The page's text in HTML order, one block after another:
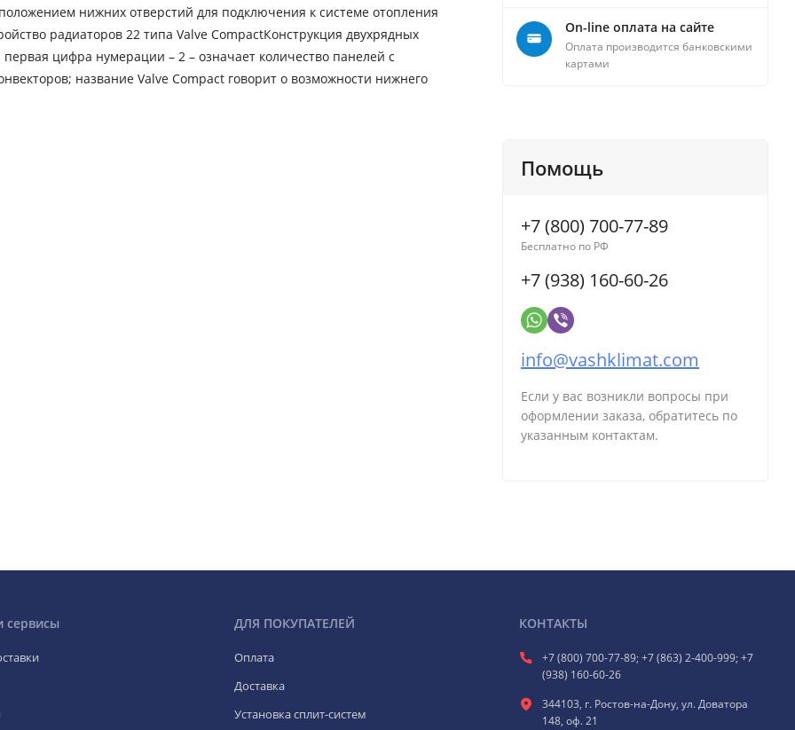
нижних отверстий для подключения к системе отопления
радиаторов 22 типа Valve CompactКонструкция двухрядных
цифра нумерации – 2 – означает количество панелей с
название Valve Compact говорит о возможности нижнего
On-line оплата на сайте
Оплата производится банковскими
картами
Помощь
+7 (800) 700-77-89
Бесплатно по РФ
+7 (938) 160-60-26
info@vashklimat.com
Если у вас возникли вопросы при
оформлении заказа, обратитесь по
указанным контактам.
сервисы ДЛЯ ПОКУПАТЕЛЕЙ
Оплата
Доставка
Установка сплит-систем
КОНТАКТЫ
+7 (800) 700-77-89; +7 (863) 2-400-999; +7
(938) 160-60-26
344103, г. Ростов-на-Дону, ул. Доватора
148, оф. 21